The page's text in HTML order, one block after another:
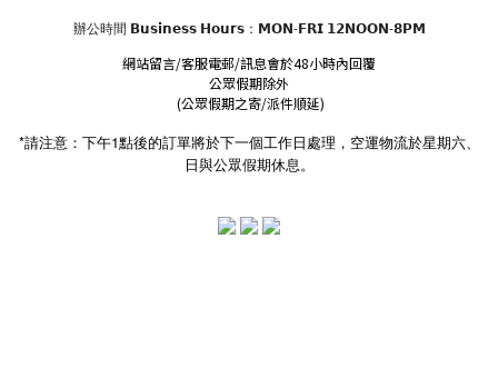
辦公時間 𝗕𝘂𝘀𝗶𝗻𝗲𝘀𝘀 𝗛𝗼𝘂𝗿𝘀：𝗠𝗢𝗡-𝗙𝗥𝗜 𝟭𝟮𝗡𝗢𝗢𝗡-𝟴𝗣𝗠
網站留言/客服電郵/訊息會於48小時內回覆
公眾假期除外
(公眾假期之寄/派件順延)
*請注意：下午1點後的訂單將於下一個工作日處理，空運物流於星期六、
日與公眾假期休息。